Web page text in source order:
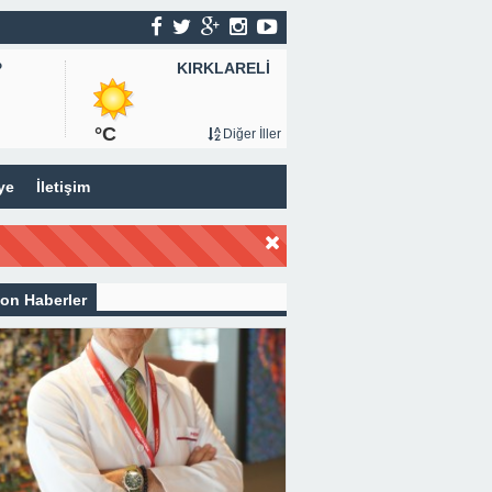
KIRKLARELİ
°C Diğer İller
İletişim
Haberler